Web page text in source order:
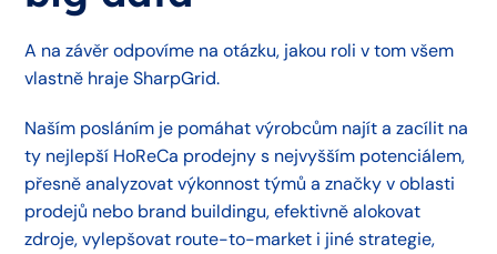
A na závěr odpovíme na otázku, jakou roli v tom všem
vlastně hraje SharpGrid.
Naším posláním je pomáhat výrobcům najít a zacílit na
ty nejlepší HoReCa prodejny s nejvyšším potenciálem,
přesně analyzovat výkonnost týmů a značky v oblasti
prodejů nebo brand buildingu, efektivně alokovat
zdroje, vylepšovat route-to-market i jiné strategie,